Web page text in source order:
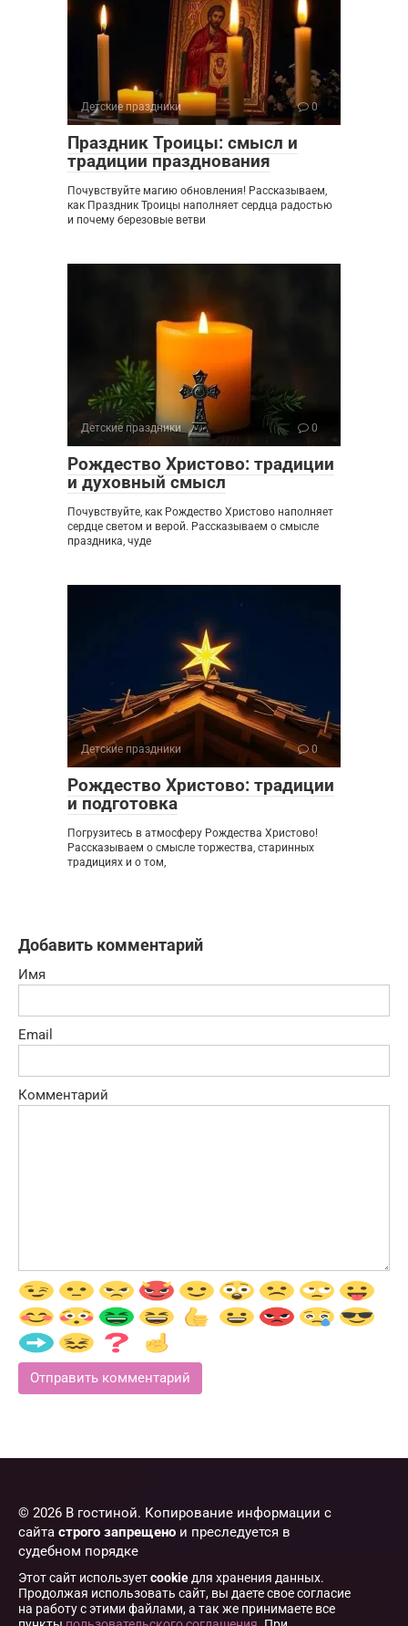
Детские праздники 0
Праздник Троицы: смысл и
традиции празднования
Почувствуйте магию обновления! Рассказываем,
как Праздник Троицы наполняет сердца радостью
и почему березовые ветви
Детские праздники 0
Рождество Христово: традиции
и духовный смысл
Почувствуйте, как Рождество Христово наполняет
сердце светом и верой. Рассказываем о смысле
праздника, чуде
Детские праздники 0
Рождество Христово: традиции
и подготовка
Погрузитесь в атмосферу Рождества Христово!
Рассказываем о смысле торжества, старинных
традициях и о том,
Добавить комментарий
Имя
Email
Комментарий
© 2026 В гостиной. Копирование информации с
сайта строго запрещено и преследуется в
судебном порядке
Этот сайт используетcookie для хранения данных.
Продолжая использовать сайт, вы даете свое согласие
на работу с этими файлами, а так же принимаете все